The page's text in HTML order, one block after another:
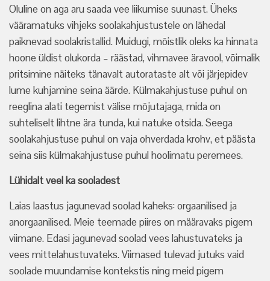
Oluline on aga aru saada vee liikumise suunast. Üheks
vääramatuks vihjeks soolakahjustustele on lähedal
paiknevad soolakristallid. Muidugi, mõistlik oleks ka hinnata
hoone üldist olukorda – räästad, vihmavee äravool, võimalik
pritsimine näiteks tänavalt autorataste alt või järjepidev
lume kuhjamine seina äärde. Külmakahjustuse puhul on
reeglina alati tegemist välise mõjutajaga, mida on
suhteliselt lihtne ära tunda, kui natuke otsida. Seega
soolakahjustuse puhul on vaja ohverdada krohv, et päästa
seina siis külmakahjustuse puhul hoolimatu peremees.
Lühidalt veel ka sooladest
Laias laastus jagunevad soolad kaheks: orgaanilised ja
anorgaanilised. Meie teemade piires on määravaks pigem
viimane. Edasi jagunevad soolad vees lahustuvateks ja
vees mittelahustuvateks. Viimased tulevad jutuks vaid
soolade muundamise kontekstis ning meid pigem